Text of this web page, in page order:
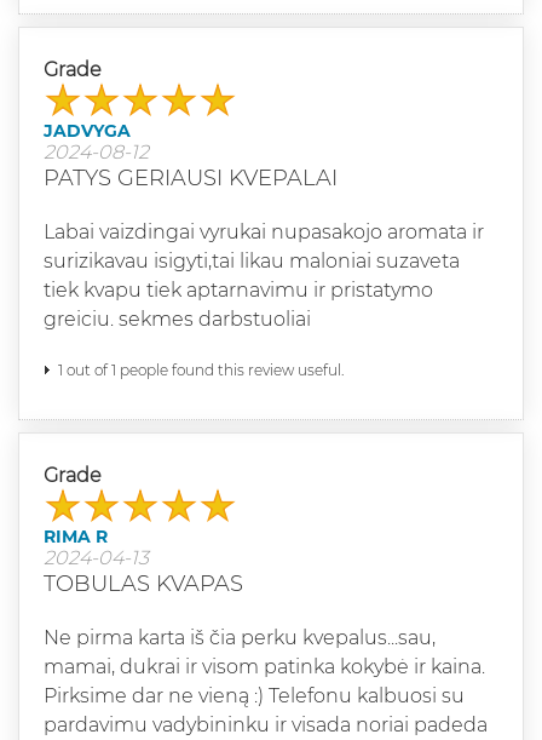
Grade
JADVYGA
2024-08-12
PATYS GERIAUSI KVEPALAI
Labai vaizdingai vyrukai nupasakojo aromata ir
surizikavau isigyti,tai likau maloniai suzaveta
tiek kvapu tiek aptarnavimu ir pristatymo
greiciu. sekmes darbstuoliai
1 out of 1 people found this review useful.
Grade
RIMA R
2024-04-13
TOBULAS KVAPAS
Ne pirma karta iš čia perku kvepalus...sau,
mamai, dukrai ir visom patinka kokybė ir kaina.
Pirksime dar ne vieną :) Telefonu kalbuosi su
pardavimu vadybininku ir visada noriai padeda